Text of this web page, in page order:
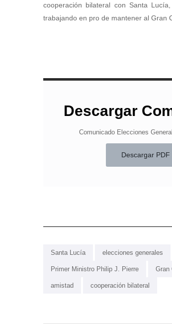
cooperación bilateral con Santa
trabajando en pro de mantener al Gran
Descargar
Comunicado Elecciones
Descargar PDF
Santa Lucía elecciones generales
Primer Ministro Philip J. Pierre Gran
amistad cooperación bilateral